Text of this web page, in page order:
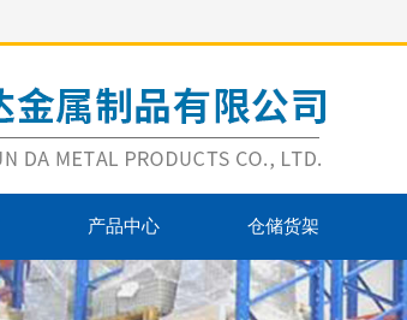
产品中心 仓储货架